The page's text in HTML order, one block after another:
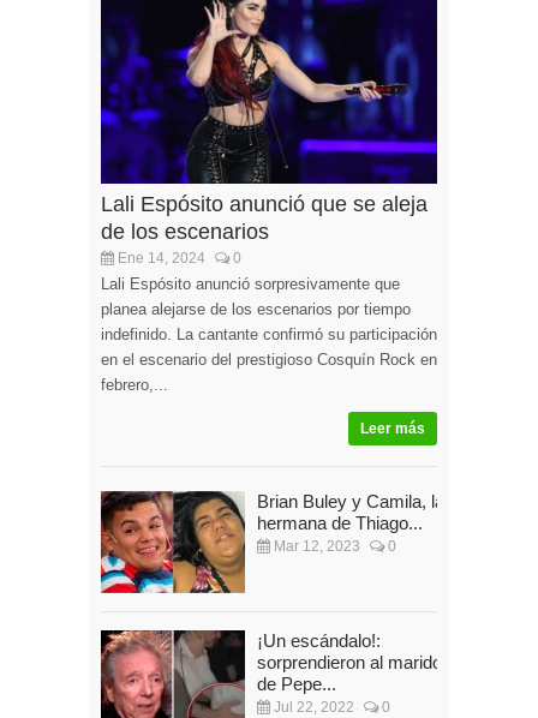
Lali Espósito anunció que se aleja
de los escenarios
Ene 14, 2024 0
Lali Espósito anunció sorpresivamente que
planea alejarse de los escenarios por tiempo
indefinido. La cantante confirmó su participación
en el escenario del prestigioso Cosquín Rock en
febrero,...
Leer más
Brian Buley y Camila, la
hermana de Thiago...
Mar 12, 2023 0
¡Un escándalo!:
sorprendieron al marido
de Pepe...
Jul 22, 2022 0